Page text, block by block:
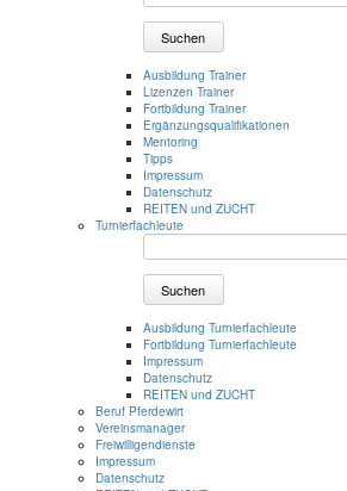
Suchen
Ausbildung Trainer
Lizenzen Trainer
Fortbildung Trainer
Ergänzungsqualifikationen
Mentoring
Tipps
Impressum
Datenschutz
REITEN und ZUCHT
Turnierfachleute
Suchen
Ausbildung Turnierfachleute
Fortbildung Turnierfachleute
Impressum
Datenschutz
REITEN und ZUCHT
Beruf Pferdewirt
Vereinsmanager
Freiwilligendienste
Impressum
Datenschutz